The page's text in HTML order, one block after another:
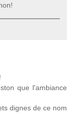
que l'ambiance
dignes de ce nom